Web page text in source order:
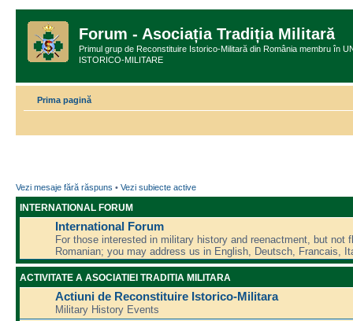
Forum - Asociația Tradiția Militară
Primul grup de Reconstituire Istorico-Militară din România membru în
ISTORICO-MILITARE
Prima pagină
Vezi mesaje fără răspuns • Vezi subiecte active
INTERNATIONAL FORUM
International Forum
For those interested in military history and reenactment, but not
Romanian; you may address us in English, Deutsch, Francais,
ACTIVITATE A ASOCIATIEI TRADITIA MILITARA
Actiuni de Reconstituire Istorico-Militara
Military History Events